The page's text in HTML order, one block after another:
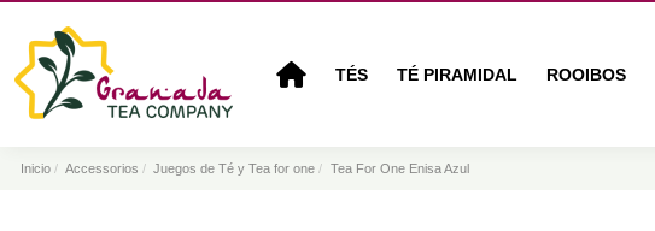
TÉS TÉ PIRAMIDAL ROOIBOS
Inicio Accessorios Juegos de Té y Tea for one Tea For One Enisa Azul